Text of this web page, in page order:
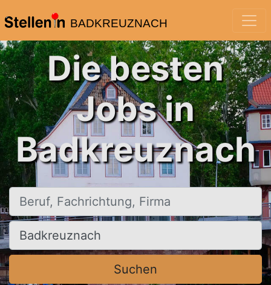
BADKREUZNACH
Die besten
Jobs in
Badkreuznach
Beruf, Fachrichtung, Firma
Ort, Stadt
Suchen